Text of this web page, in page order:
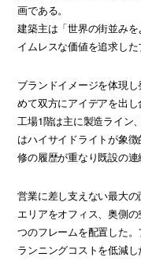
画である。
建築主は「世界の街並み
イムレスな価値を追求した
ブランドイメージを体現
めて双方にアイデアを出し
工場1階は主に製造ライン
はハイサイドライトが象
修の履歴が重なり既設の連
営業に差し支えない最大
エリアをオフィス、奥側
つのフレームを配置した
ランニングコストを低減し